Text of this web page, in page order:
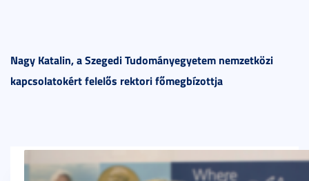
Nagy Katalin, a Szegedi Tudományegyetem nemzetközi
kapcsolatokért felelős rektori főmegbízottja